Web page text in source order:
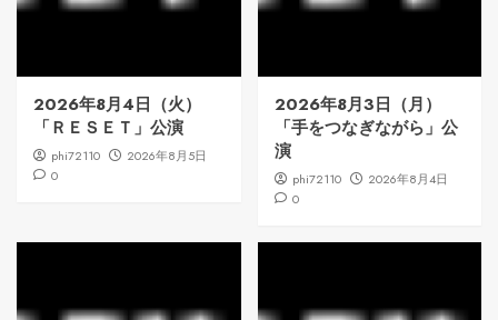
2026年8月4日（火）
「ＲＥＳＥＴ」公演
phi72110
2026年8月5日
0
2026年8月3日（月）
「手をつなぎながら」公
演
phi72110
2026年8月4日
0